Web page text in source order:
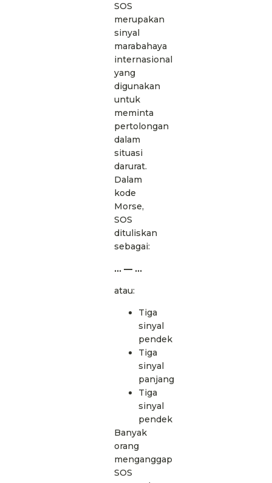
SOS
merupakan
sinyal
marabahaya
internasional
yang
digunakan
untuk
meminta
pertolongan
dalam
situasi
darurat.
Dalam
kode
Morse,
SOS
dituliskan
sebagai:
… — …
atau:
Tiga
sinyal
pendek
Tiga
sinyal
panjang
Tiga
sinyal
pendek
Banyak
orang
menganggap
SOS